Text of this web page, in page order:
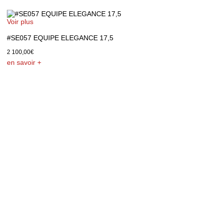
Voir plus
#SE057 EQUIPE ELEGANCE 17,5
2 100,00€
en savoir +